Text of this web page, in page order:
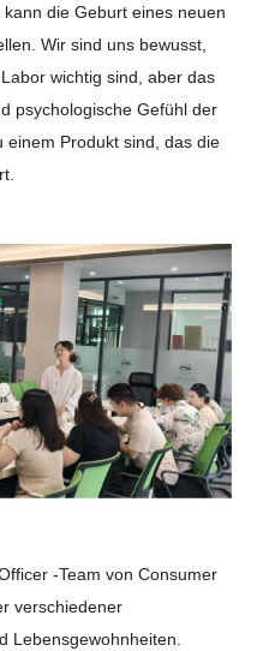
die Geburt eines neuen
Wir sind uns bewusst,
wichtig sind, aber das
psychologische Gefühl der
einem Produkt sind, das die
-Team von Consumer
verschiedener
Lebensgewohnheiten.